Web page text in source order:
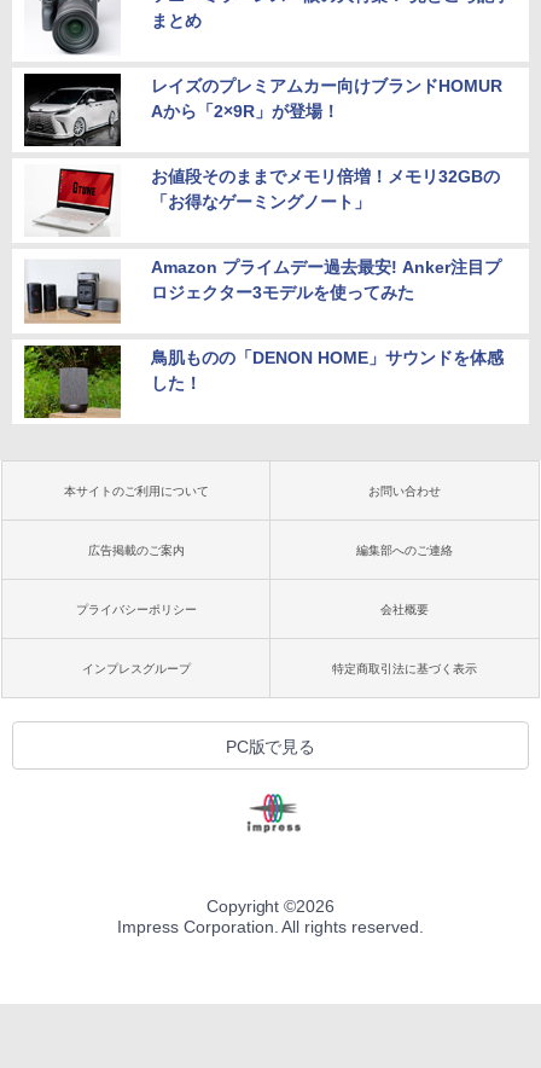
まとめ
レイズのプレミアムカー向けブランドHOMUR
Aから「2×9R」が登場！
お値段そのままでメモリ倍増！メモリ32GBの
「お得なゲーミングノート」
Amazon プライムデー過去最安! Anker注目プ
ロジェクター3モデルを使ってみた
鳥肌ものの「DENON HOME」サウンドを体感
した！
本サイトのご利用について お問い合わせ
広告掲載のご案内 編集部へのご連絡
プライバシーポリシー 会社概要
インプレスグループ 特定商取引法に基づく表示
PC版で見る
Copyright ©2026
Impress Corporation. All rights reserved.